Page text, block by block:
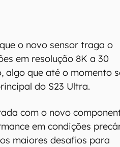
o novo sensor traga o
em resolução 8K a 30
algo que até o momento
do S23 Ultra.
com o novo
em condições
maiores desafios para